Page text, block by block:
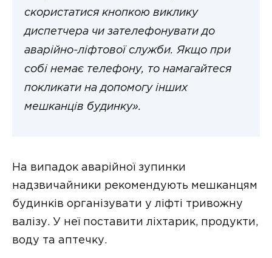
скористатися кнопкою виклику
диспетчера чи зателефонувати до
аварійно-ліфтової служби. Якщо при
собі немає телефону, то намагайтеся
покликати на допомогу інших
мешканців будинку».
На випадок аварійної зупинки
надзвичайники рекомендують мешканцям
будинків організувати у ліфті тривожну
валізу. У неї поставити ліхтарик, продукти,
воду та аптечку.